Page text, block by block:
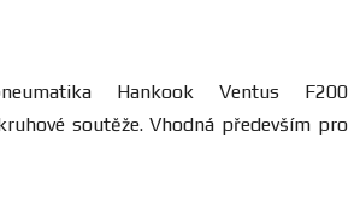
Hankook Ventus F200
soutěže. Vhodná především pro